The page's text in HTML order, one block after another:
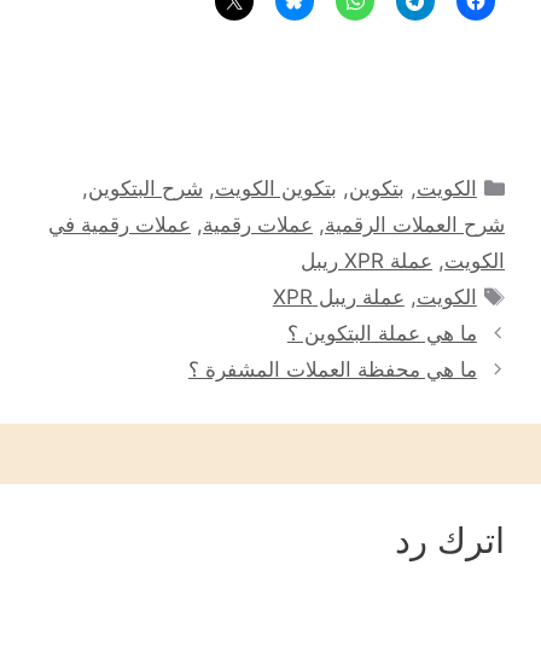
التصنيفات
الكويت, بتكوين, بتكوين الكويت, شرح البتكوين,
شرح العملات الرقمية, عملات رقمية, عملات رقمية في
الكويت, عملة XPR ريبل
الوسوم
الكويت, عملة ريبل XPR
ما هي عملة البتكوين ؟
ما هي محفظة العملات المشفرة ؟
اترك رد